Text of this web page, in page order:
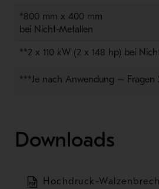
*800 mm x 400 mm
bei Nicht-Metall en
**2 x 110 kW (2 x 148 hp) bei
***Je nach Anwendung – Fragen
Downloads
Hochdruck-